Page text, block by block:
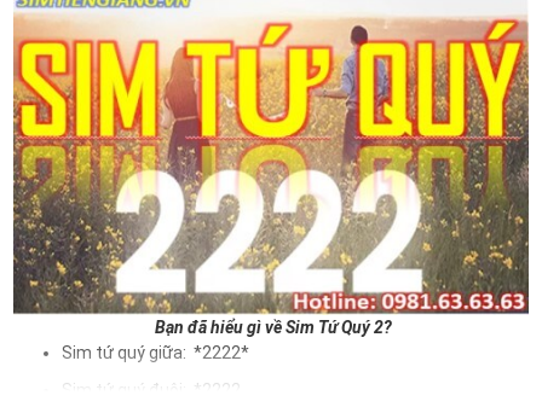
Bạn đã hiểu gì về Sim Tứ Quý 2?
Sim tứ quý giữa: *2222*
Sim tứ quý đuôi: *2222